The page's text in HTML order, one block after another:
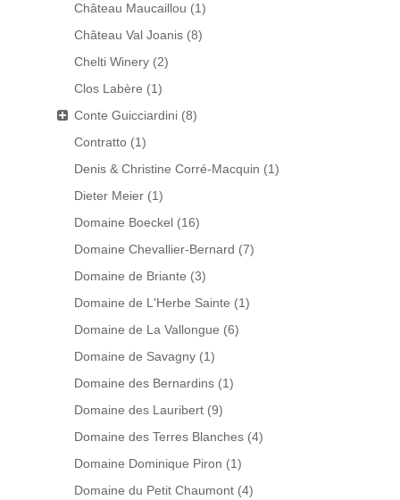
Château Maucaillou (1)
Château Val Joanis (8)
Chelti Winery (2)
Clos Labère (1)
Conte Guicciardini (8)
Contratto (1)
Denis & Christine Corré-Macquin (1)
Dieter Meier (1)
Domaine Boeckel (16)
Domaine Chevallier-Bernard (7)
Domaine de Briante (3)
Domaine de L'Herbe Sainte (1)
Domaine de La Vallongue (6)
Domaine de Savagny (1)
Domaine des Bernardins (1)
Domaine des Lauribert (9)
Domaine des Terres Blanches (4)
Domaine Dominique Piron (1)
Domaine du Petit Chaumont (4)